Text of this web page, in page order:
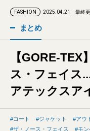
FASHION 2025.04.21 最終
まとめ
【GORE-
ス・フェイス
アテックスア
コート ジャケット アウ
ザ・ノース・フェイス
モン